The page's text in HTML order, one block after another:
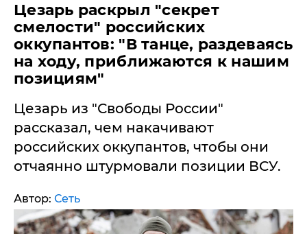
Цезарь раскрыл "секрет
смелости" российских
оккупантов: "В танце, раздеваясь
на ходу, приближаются к нашим
позициям"
Цезарь из "Свободы России"
рассказал, чем накачивают
российских оккупантов, чтобы они
отчаянно штурмовали позиции ВСУ.
Автор: Сеть